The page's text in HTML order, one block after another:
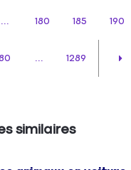
180 185 190
... 1289
similaires